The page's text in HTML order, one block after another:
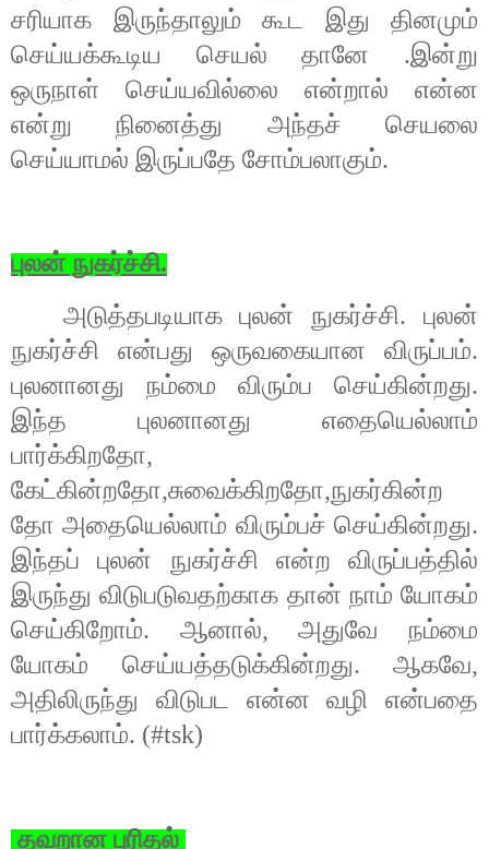
சரியாக இருந்தாலும் கூட இது தினமும்
செய்யக்கூடிய செயல் தானே .இன்று
ஒருநாள் செய்யவில்லை என்றால் என்ன
என்று நினைத்து அந்தச் செயலை
செய்யாமல் இருப்பதே சோம்பலாகும்.
புலன் நுகர்ச்சி.
அடுத்தபடியாக புலன் நுகர்ச்சி. புலன்
நுகர்ச்சி என்பது ஒருவகையான விருப்பம்.
புலனானது நம்மை விரும்ப செய்கின்றது.
இந்த புலனானது எதையெல்லாம்
பார்க்கிறதோ,
கேட்கின்றதோ,சுவைக்கிறதோ,நுகர்கின்ற
தோ அதையெல்லாம் விரும்பச் செய்கின்றது.
இந்தப் புலன் நுகர்ச்சி என்ற விருப்பத்தில்
இருந்து விடுபடுவதற்காக தான் நாம் யோகம்
செய்கிறோம். ஆனால்,அதுவே நம்மை
யோகம் செய்யத்தடுக்கின்றது. ஆகவே,
அதிலிருந்து விடுபட என்ன வழி என்பதை
பார்க்கலாம். (#tsk)
தவறான புரிதல்